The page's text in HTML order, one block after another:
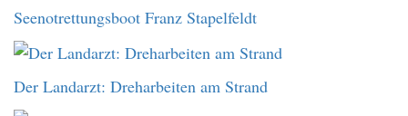
Seenotrettungsboot Franz Stapelfeldt
Der Landarzt: Dreharbeiten am Strand